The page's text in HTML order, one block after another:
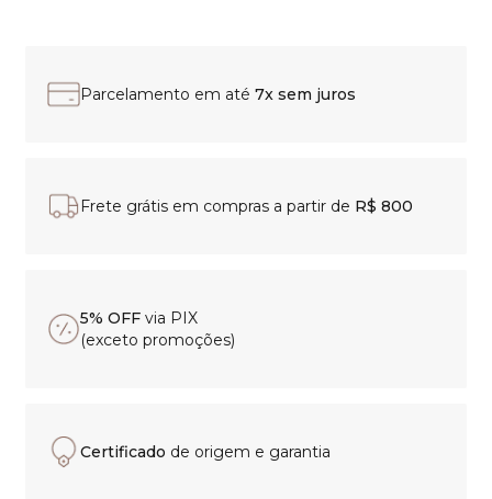
Parcelamento em até 7x sem juros
Frete grátis em compras a partir de R$ 800
5% OFF via PIX
(exceto promoções)
Certificado de origem e garantia